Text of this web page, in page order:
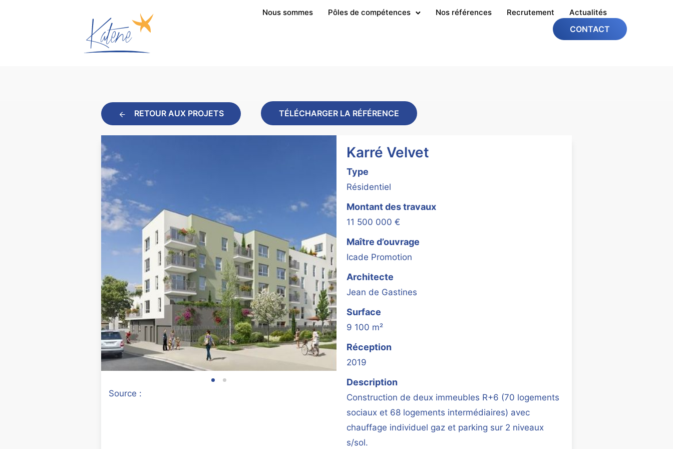
Nous sommes Pôles de compétences Nos références Recrutement Actualités
CONTACT
RETOUR AUX PROJETS TÉLÉCHARGER LA RÉFÉRENCE
Source :
Karré Velvet
Type
Résidentiel
Montant des travaux
11 500 000 €
Maître d’ouvrage
Icade Promotion
Architecte
Jean de Gastines
Surface
9 100 m²
Réception
2019
Description
Construction de deux immeubles R+6 (70 logements
sociaux et 68 logements intermédiaires) avec
chauffage individuel gaz et parking sur 2 niveaux
s/sol.